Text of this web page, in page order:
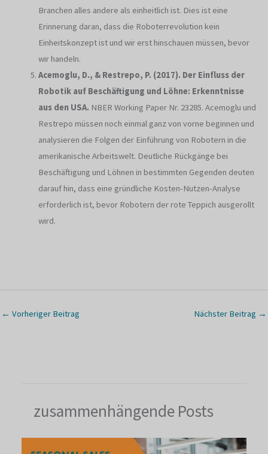
Branchen alles andere als einheitlich ist. Dies ist eine
Erinnerung daran, dass die Roboterrevolution kein
Einheitskonzept ist und wir erst hinschauen müssen, bevor
wir handeln.
Acemoglu, D., & Restrepo, P. (2017). Der Einfluss der
Robotik auf Beschäftigung und Löhne: Erkenntnisse
aus den USA. NBER Working Paper Nr. 23285. Acemoglu und
Restrepo müssen noch einmal ganz von vorne beginnen und
analysieren die Folgen der Einführung von Robotern in die
amerikanische Arbeitswelt. Deutliche Rückgänge bei
Beschäftigung und Löhnen in bestimmten Gegenden deuten
darauf hin, dass eine gründliche Kosten-Nutzen-Analyse
erforderlich ist, bevor Robotern der rote Teppich ausgerollt
wird.
← Vorheriger Beitrag Nächster Beitrag →
zusammenhängende Posts